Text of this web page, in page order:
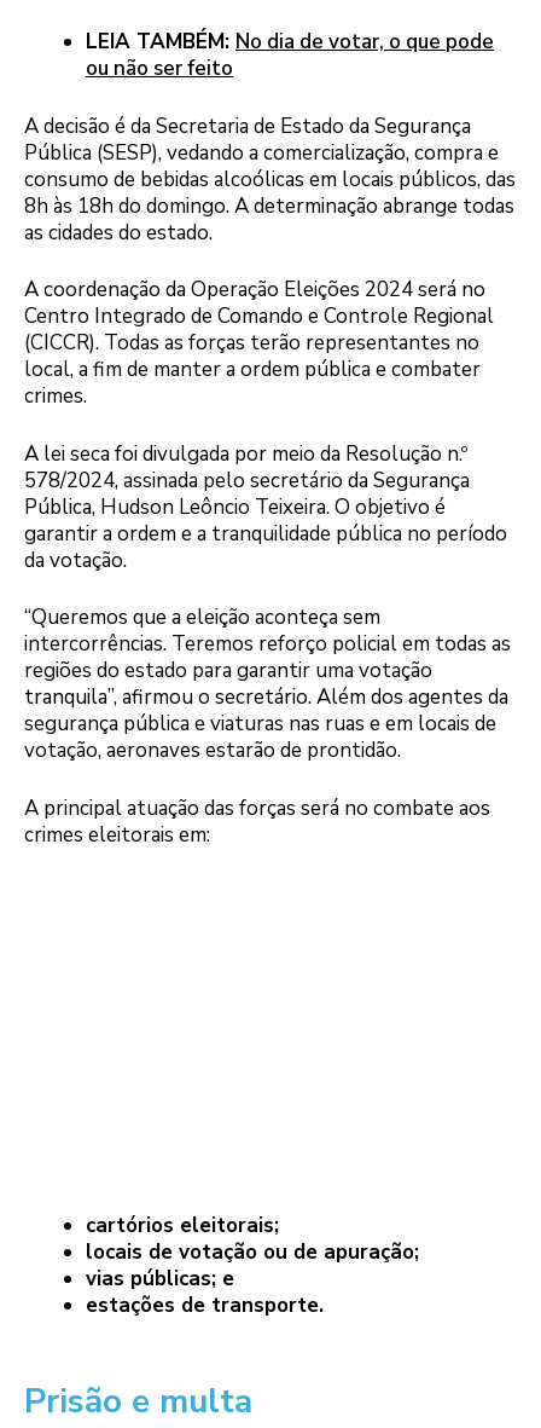
LEIA TAMBÉM: No dia de votar, o que pode
ou não ser feito
A decisão é da Secretaria de Estado da Segurança
Pública (SESP), vedando a comercialização, compra e
consumo de bebidas alcoólicas em locais públicos, das
8h às 18h do domingo. A determinação abrange todas
as cidades do estado.
A coordenação da Operação Eleições 2024 será no
Centro Integrado de Comando e Controle Regional
(CICCR). Todas as forças terão representantes no
local, a fim de manter a ordem pública e combater
crimes.
A lei seca foi divulgada por meio da Resolução n.º
578/2024, assinada pelo secretário da Segurança
Pública, Hudson Leôncio Teixeira. O objetivo é
garantir a ordem e a tranquilidade pública no período
da votação.
“Queremos que a eleição aconteça sem
intercorrências. Teremos reforço policial em todas as
regiões do estado para garantir uma votação
tranquila”, afirmou o secretário. Além dos agentes da
segurança pública e viaturas nas ruas e em locais de
votação, aeronaves estarão de prontidão.
A principal atuação das forças será no combate aos
crimes eleitorais em:
cartórios eleitorais;
locais de votação ou de apuração;
vias públicas; e
estações de transporte.
Prisão e multa